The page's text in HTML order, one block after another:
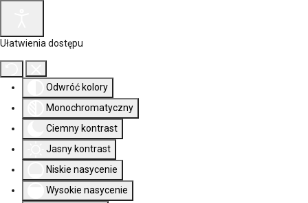
Ułatwienia dostępu
Odwróć kolory
Monochromatyczny
Ciemny kontrast
Jasny kontrast
Niskie nasycenie
Wysokie nasycenie